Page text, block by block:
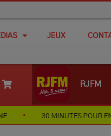
JEUX
RJFM
30 MINUTES POUR EN